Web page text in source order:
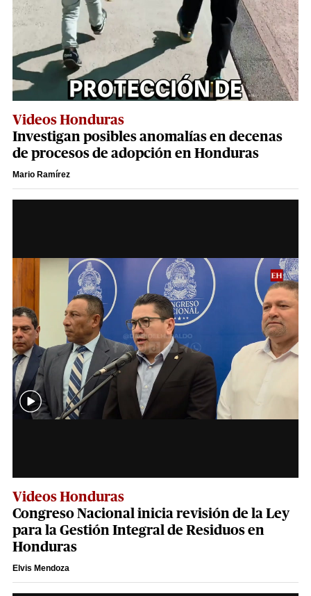
Videos Honduras
Investigan posibles anomalías en decenas
de procesos de adopción en Honduras
Mario Ramírez
Videos Honduras
Congreso Nacional inicia revisión de la Ley
para la Gestión Integral de Residuos en
Honduras
Elvis Mendoza